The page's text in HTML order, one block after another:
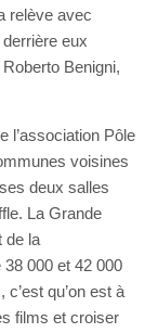
relève avec
eux
Benigni,
l’association Pôle
voisines
deux salles
La Grande
de la
000 et 42 000
qu’on est à
films et croiser